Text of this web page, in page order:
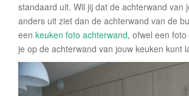
standaard uit. Wil jij dat de achterwand van
anders uit ziet dan de achterwand van de
een keuken foto achterwand, ofwel een
je op de achterwand van jouw keuken kunt